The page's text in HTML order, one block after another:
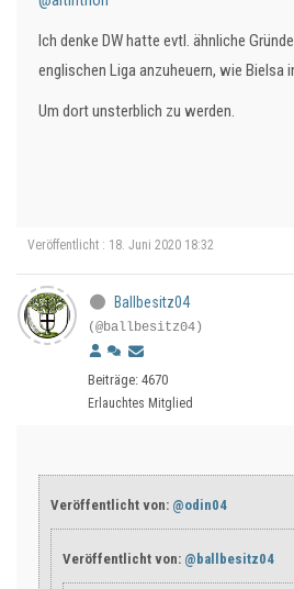
Ich denke DW hatte evtl. ähnliche
englischen Liga anzuheuern, wie Bielsa
Um dort unsterblich zu werden.
Veröffentlicht : 18. Juni 2020 18:32
Ballbesitz04
(@ballbesitz04)
Beiträge: 4670
Erlauchtes Mitglied
Veröffentlicht von: @odin04
Veröffentlicht von: @ballbesitz04